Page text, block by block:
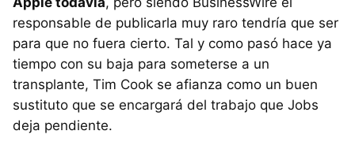
responsable de publicarla muy raro tendría que ser
para que no fuera cierto. Tal y como pasó hace ya
tiempo con su baja para someterse a un
transplante, Tim Cook se afianza como un buen
sustituto que se encargará del trabajo que Jobs
deja pendiente.